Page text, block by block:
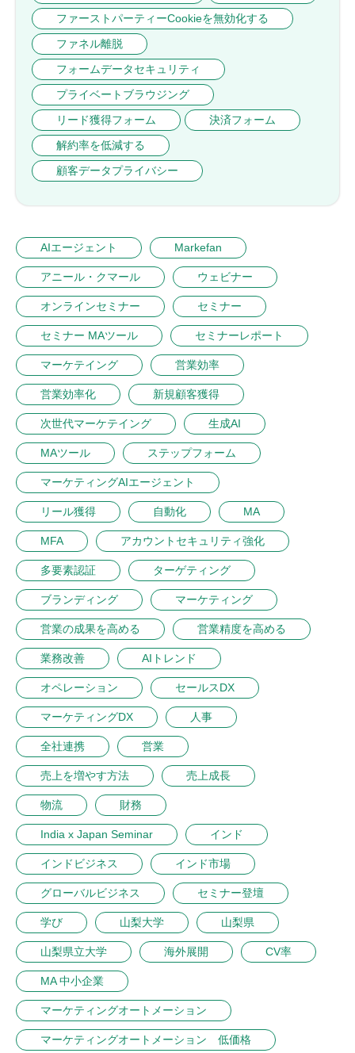
ファーストパーティーCookieを無効化する
ファネル離脱
フォームデータセキュリティ
プライベートブラウジング
リード獲得フォーム
決済フォーム
解約率を低減する
顧客データプライバシー
AIエージェント Markefan
アニール・クマール ウェビナー
オンラインセミナー セミナー
セミナー MAツール セミナーレポート
マーケテイング 営業効率
営業効率化 新規顧客獲得
次世代マーケテイング 生成AI
MAツール ステップフォーム
マーケティングAIエージェント
リール獲得 自動化 MA
MFA アカウントセキュリティ強化
多要素認証 ターゲティング
ブランディング マーケティング
営業の成果を高める 営業精度を高める
業務改善 AIトレンド
オペレーション セールスDX
マーケティングDX 人事
全社連携 営業
売上を増やす方法 売上成長
物流 財務
India x Japan Seminar インド
インドビジネス インド市場
グローバルビジネス セミナー登壇
学び 山梨大学 山梨県
山梨県立大学 海外展開 CV率
MA 中小企業
マーケティングオートメーション
マーケティングオートメーション 低価格